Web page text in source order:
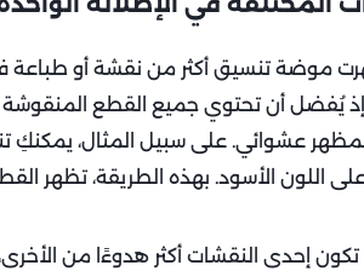
2025، ظهرت موضة تنسيق أكثر من نقشة
إذ يُفضل أن تحتوي جميع القطع
عشوائي. على سبيل المثال،
اللون الأسود. بهذه الطريقة، تظهر
إحدى النقشات أكثر هدوءًا من الأخرى،